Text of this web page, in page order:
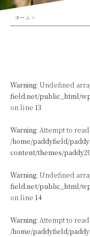
ホーム >
Warning: Undefined
field.net/public_html/
on line 13
Warning: Attempt to
/home/paddyfield/
content/themes/
Warning: Undefined
field.net/public_html/
on line 14
Warning: Attempt to
/home/paddyfield/